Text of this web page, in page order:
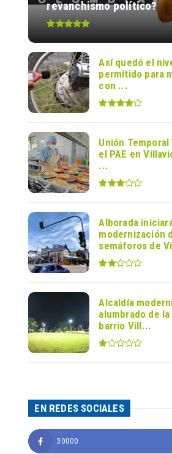
revanchismo político?
Así quedó el
permitido para
con ...
Unión
el PAE en
...
Alborada
modernización
semáforos de
Alcaldía
alumbrado de
barrio Vill...
EN REDES SOCIALES
30000